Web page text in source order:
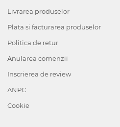
Livrarea produselor
Plata si facturarea produselor
Politica de retur
Anularea comenzii
Inscrierea de review
ANPC
Cookie